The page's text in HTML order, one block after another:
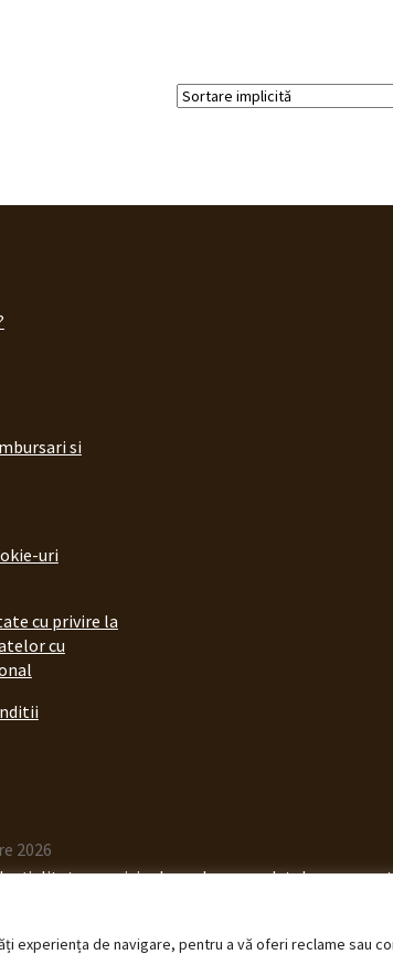
experiența de navigare, pentru a vă oferi reclame sau
si
uri
cu privire la
cu
2026
cu privire la prelucrarea datelor cu